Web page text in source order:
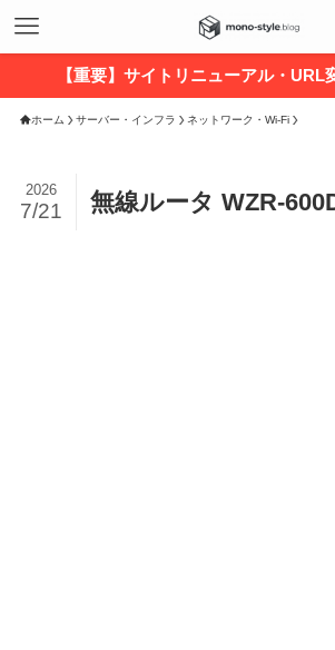
【重要】サイトリニューアル・URL
ホーム サーバー・インフラ ネットワーク・Wi-Fi
無線ルータ WZR-
2026
7/21